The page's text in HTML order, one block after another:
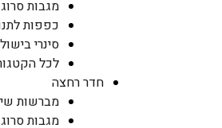
מגבות
כפפות
סינרי בישול
לכל
חדר רחצה
מברשות
מגבות